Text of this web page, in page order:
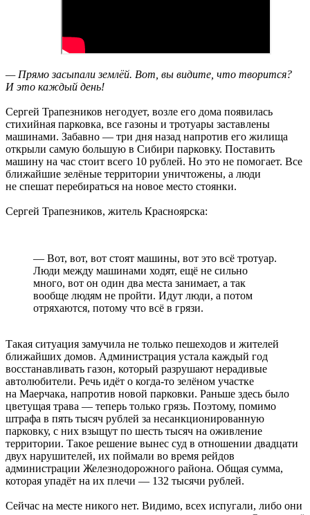
— Прямо засыпали землёй. Вот, вы видите, что творится?
И это каждый день!
Сергей Трапезников негодует, возле его дома появилась
стихийная парковка, все газоны и тротуары заставлены
машинами. Забавно — три дня назад напротив его жилища
открыли самую большую в Сибири парковку. Поставить
машину на час стоит всего 10 рублей. Но это не помогает. Все
ближайшие зелёные территории уничтожены, а люди
не спешат перебираться на новое место стоянки.
Сергей Трапезников, житель Красноярска:
— Вот, вот, вот стоят машины, вот это всё тротуар.
Люди между машинами ходят, ещё не сильно
много, вот он один два места занимает, а так
вообще людям не пройти. Идут люди, а потом
отряхаются, потому что всё в грязи.
Такая ситуация замучила не только пешеходов и жителей
ближайших домов. Администрация устала каждый год
восстанавливать газон, который разрушают нерадивые
автолюбители. Речь идёт о когда-то зелёном участке
на Маерчака, напротив новой парковки. Раньше здесь было
цветущая трава — теперь только грязь. Поэтому, помимо
штрафа в пять тысяч рублей за несанкционированную
парковку, с них взыщут по шесть тысяч на оживление
территории. Такое решение вынес суд в отношении двадцати
двух нарушителей, их поймали во время рейдов
администрации Железнодорожного района. Общая сумма,
которая упадёт на их плечи — 132 тысячи рублей.
Сейчас на месте никого нет. Видимо, всех испугали, либо они